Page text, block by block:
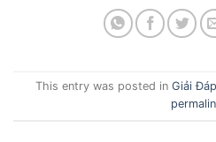
This entry was posted in Giải